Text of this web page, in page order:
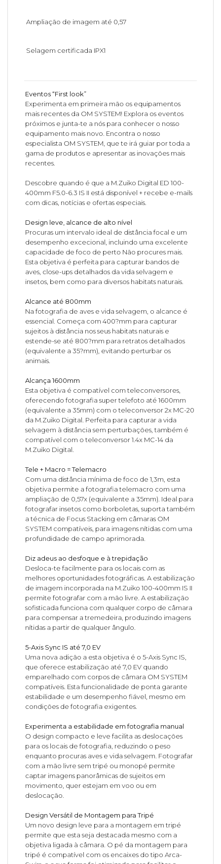
Ampliação de imagem até 0,57
Selagem certificada IPX1
Eventos “First look”
Experimenta em primeira mão os equipamentos
mais recentes da OM SYSTEM! Explora os eventos
próximos e junta-te a nós para conhecer o nosso
equipamento mais novo. Encontra o nosso
especialista OM SYSTEM, que te irá guiar por toda a
gama de produtos e apresentar as inovações mais
recentes.
Descobre quando é que a M.Zuiko Digital ED 100-
400mm F5.0-6.3 IS II está disponível + recebe e-mails
com dicas, notícias e ofertas especiais.
Design leve, alcance de alto nível
Procuras um intervalo ideal de distância focal e um
desempenho excecional, incluindo uma excelente
capacidade de foco de perto Não procures mais.
Esta objetiva é perfeita para capturar bandos de
aves, close-ups detalhados da vida selvagem e
insetos, bem como para diversos habitats naturais.
Alcance até 800mm
Na fotografia de aves e vida selvagem, o alcance é
essencial. Começa com 400?mm para capturar
sujeitos à distância nos seus habitats naturais e
estende-se até 800?mm para retratos detalhados
(equivalente a 35?mm), evitando perturbar os
animais.
Alcança 1600mm
Esta objetiva é compatível com teleconversores,
oferecendo fotografia super telefoto até 1600mm
(equivalente a 35mm) com o teleconversor 2x MC-20
da M.Zuiko Digital. Perfeita para capturar a vida
selvagem à distância sem perturbações, também é
compatível com o teleconversor 1.4x MC-14 da
M.Zuiko Digital.
Tele + Macro = Telemacro
Com uma distância mínima de foco de 1,3m, esta
objetiva permite a fotografia telemacro com uma
ampliação de 0,57x (equivalente a 35mm). Ideal para
fotografar insetos como borboletas, suporta também
a técnica de Focus Stacking em câmaras OM
SYSTEM compatíveis, para imagens nítidas com uma
profundidade de campo aprimorada.
Diz adeus ao desfoque e à trepidação
Desloca-te facilmente para os locais com as
melhores oportunidades fotográficas. A estabilização
de imagem incorporada na M.Zuiko 100-400mm IS II
permite fotografar com a mão livre. A estabilização
sofisticada funciona com qualquer corpo de câmara
para compensar a tremedeira, produzindo imagens
nítidas a partir de qualquer ângulo.
5-Axis Sync IS até 7,0 EV
Uma nova adição a esta objetiva é o 5-Axis Sync IS,
que oferece estabilização até 7,0 EV quando
emparelhado com corpos de câmara OM SYSTEM
compatíveis. Esta funcionalidade de ponta garante
estabilidade e um desempenho fiável, mesmo em
condições de fotografia exigentes.
Experimenta a estabilidade em fotografia manual
O design compacto e leve facilita as deslocações
para os locais de fotografia, reduzindo o peso
enquanto procuras aves e vida selvagem. Fotografar
com a mão livre sem tripé ou monopé permite
captar imagens panorâmicas de sujeitos em
movimento, quer estejam em voo ou em
deslocação.
Design Versátil de Montagem para Tripé
Um novo design leve para a montagem em tripé
permite que esta seja destacada mesmo com a
objetiva ligada à câmara. O pé da montagem para
tripé é compatível com os encaixes do tipo Arca-